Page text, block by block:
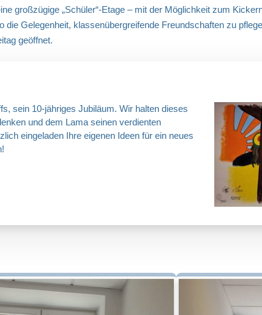
großzügige „Schüler“-Etage – mit der Möglichkeit zum
Gelegenheit, klassenübergreifende Freundschaften zu
geöffnet.
sein 10-jähriges Jubiläum. Wir halten dieses
und dem Lama seinen verdienten
eingeladen Ihre eigenen Ideen für ein neues